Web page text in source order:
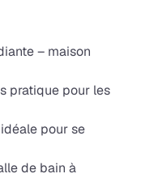
– maison
pratique pour les
pour se
de bain à